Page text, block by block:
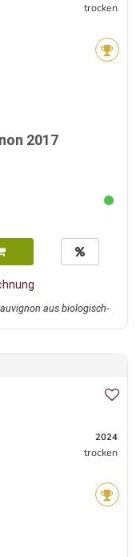
trocken
2017
aus biologisch-
2024
trocken